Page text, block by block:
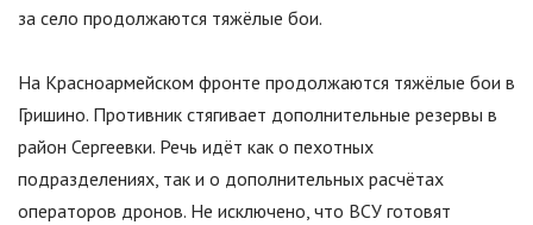
за село продолжаются тяжёлые бои.
На Красноармейском фронте продолжаются тяжёлые бои в
Гришино. Противник стягивает дополнительные резервы в
район Сергеевки. Речь идёт как о пехотных
подразделениях, так и о дополнительных расчётах
операторов дронов. Не исключено, что ВСУ готовят